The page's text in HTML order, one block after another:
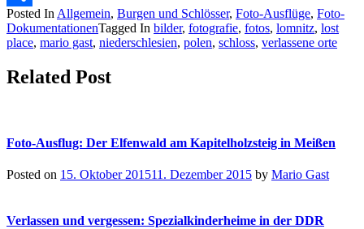
Teilen
Posted In Allgemein, Burgen und Schlösser, Foto-Ausflüge, Foto-
DokumentationenTagged In bilder, fotografie, fotos, lomnitz, lost
place, mario gast, niederschlesien, polen, schloss, verlassene orte
Related Post
Foto-Ausflug: Der Elfenwald am Kapitelholzsteig in Meißen
Posted on 15. Oktober 201511. Dezember 2015 by Mario Gast
Verlassen und vergessen: Spezialkinderheime in der DDR